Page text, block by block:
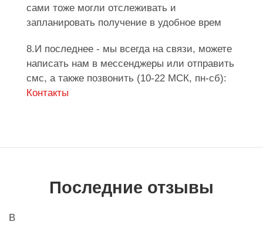
сами тоже могли отслеживать и
запланировать получение в удобное врем
8.И последнее - мы всегда на связи, можете
написать нам в мессенджеры или отправить
смс, а также позвонить (10-22 МСК, пн-сб):
Контакты
Последние отзывы
В